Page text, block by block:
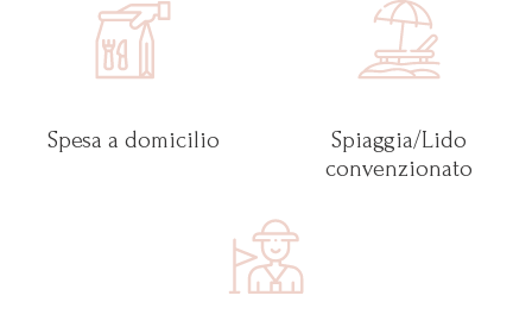
Spesa a domicilio
Spiaggia/Lido
convenzionato